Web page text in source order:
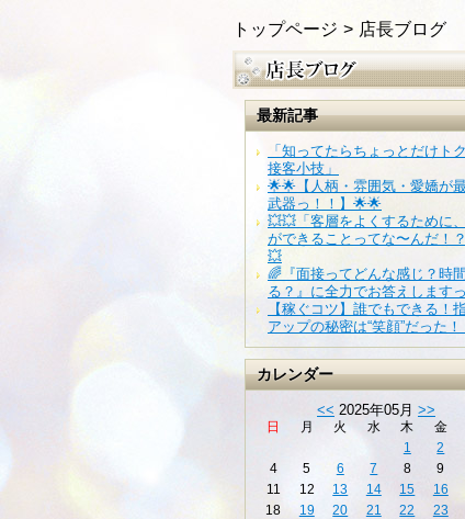
トップページ 店長ブログ
最新記事
「知ってたらちょっとだけト
接客小技」
🌟🌟【人柄・雰囲気・愛嬌が
武器っ！！】🌟🌟
💥💥「客層をよくするために
ができることってな〜んだ！
💥
🌈『面接ってどんな感じ？時
る？』に全力でお答えします
【稼ぐコツ】誰でもできる！
アップの秘密は“笑顔”だった！
カレンダー
<< 2025年05月 >>
日 月 火 水 木 金
1
2
4
5 6 7 8 9
11
12 13 14 15 16
18
19 20 21 22 23